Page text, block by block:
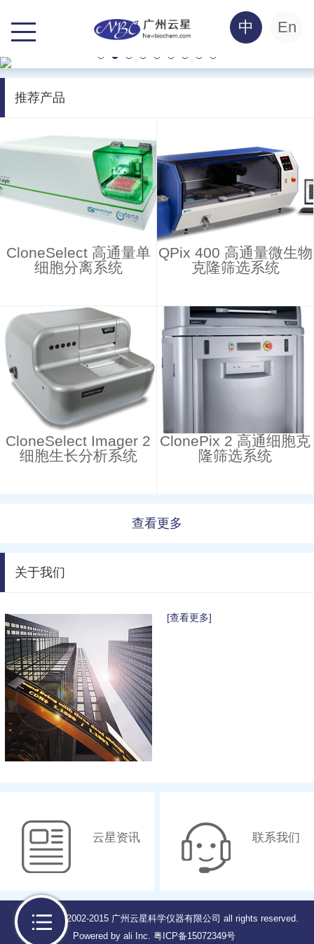
中 En
推荐产品
CloneSelect 高通量单
细胞分离系统
QPix 400 高通量微生物
克隆筛选系统
CloneSelect Imager 2
细胞生长分析系统
ClonePix 2 高通细胞克
隆筛选系统
查看更多
关于我们
[查看更多]
云星资讯 联系我们
Copyright © 2002-2015 广州云星科学仪器有限公司 all rights reserved.
Powered by ali Inc. 粤ICP备15072349号